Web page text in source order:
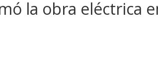
la obra eléctrica